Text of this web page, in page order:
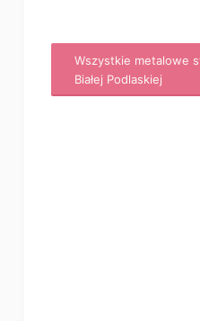
Wszystkie metalowe
Białej Podlaskiej